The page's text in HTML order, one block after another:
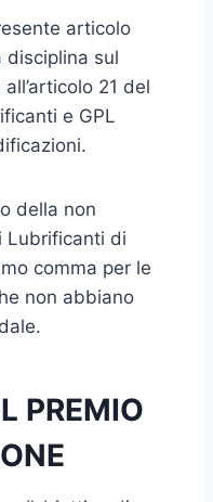
articolo
disciplina sul
21 del
e GPL
della non
Lubrificanti di
comma per le
non abbiano
PREMIO